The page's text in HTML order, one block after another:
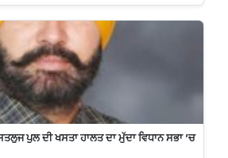
ਪੁਲ ਦੀ ਖਸਤਾ ਹਾਲਤ ਦਾ ਮੁੱਦਾ ਵਿਧਾਨ ਸਭਾ ’ਚ